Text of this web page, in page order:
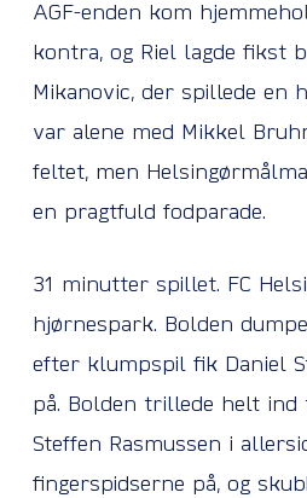
AGF-enden kom
kontra, og Riel lagde fikst
Mikanovic, der spillede en
var alene med Mikkel
feltet, men
en pragtfuld fodparade.
31 minutter spillet. FC
hjørnespark. Bolden
efter klumpspil fik Daniel
på. Bolden trillede helt ind
Steffen Rasmussen i
fingerspidserne på, og